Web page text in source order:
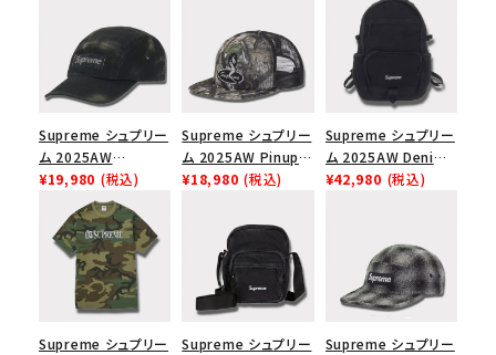
Supreme シュプリー
ム 2025AW
Overdyed Camp
Cap オーバーダイド
キャンプキャップ ブ
ラック
¥19,980 (税込)
Supreme シュプリー
ム 2025AW Pinup
Mesh Back 5-Panel
ュバック 5パネルキャ
ップ トゥルーティン
バーHTC フォールカ
¥18,980 (税込)
Supreme シュプリー
ム 2025AW Denim
Backpack デニム バ
¥42,980 (税込)
Supreme シュプリー
Supreme シュプリー
Supreme シュプリー